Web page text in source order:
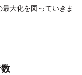
大化を図っていきま